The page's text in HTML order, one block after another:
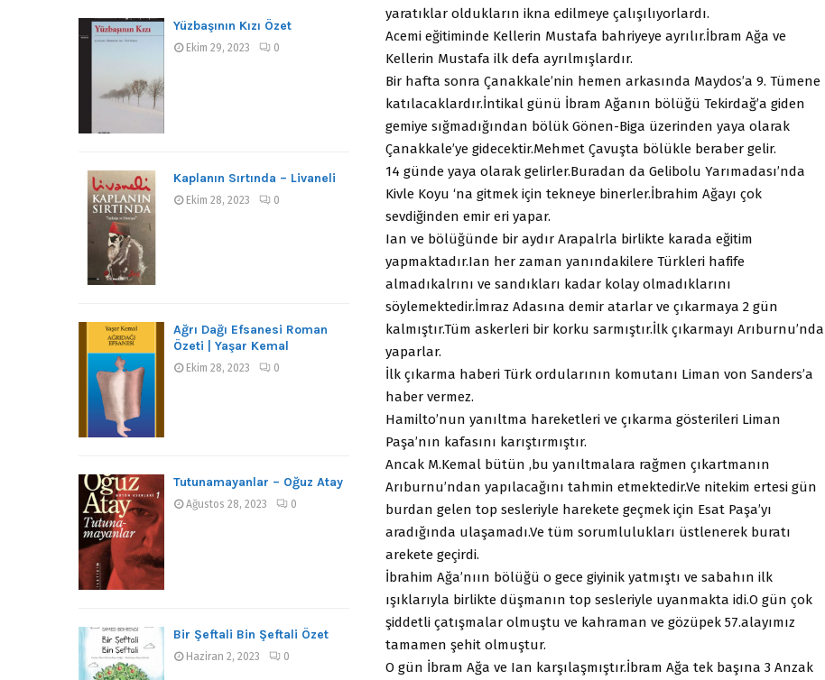
yaratıklar oldukların ikna edilmeye çalışılıyorlardı.
Acemi eğitiminde Kellerin Mustafa bahriyeye ayrılır.İbram Ağa ve
Kellerin Mustafa ilk defa ayrılmışlardır.
Bir hafta sonra Çanakkale’nin hemen arkasında Maydos’a 9. Tümene
katılacaklardır.İntikal günü İbram Ağanın bölüğü Tekirdağ’a giden
gemiye sığmadığından bölük Gönen-Biga üzerinden yaya olarak
Çanakkale’ye gidecektir.Mehmet Çavuşta bölükle beraber gelir.
14 günde yaya olarak gelirler.Buradan da Gelibolu Yarımadası’nda
Kivle Koyu ‘na gitmek için tekneye binerler.İbrahim Ağayı çok
sevdiğinden emir eri yapar.
Ian ve bölüğünde bir aydır Arapalrla birlikte karada eğitim
yapmaktadır.Ian her zaman yanındakilere Türkleri hafife
almadıkalrını ve sandıkları kadar kolay olmadıklarını
söylemektedir.İmraz Adasına demir atarlar ve çıkarmaya 2 gün
kalmıştır.Tüm askerleri bir korku sarmıştır.İlk çıkarmayı Arıburnu’nda
yaparlar.
İlk çıkarma haberi Türk ordularının komutanı Liman von Sanders’a
haber vermez.
Hamilto’nun yanıltma hareketleri ve çıkarma gösterileri Liman
Paşa’nın kafasını karıştırmıştır.
Ancak M.Kemal bütün ,bu yanıltmalara rağmen çıkartmanın
Arıburnu’ndan yapılacağını tahmin etmektedir.Ve nitekim ertesi gün
burdan gelen top sesleriyle harekete geçmek için Esat Paşa’yı
aradığında ulaşamadı.Ve tüm sorumlulukları üstlenerek buratı
arekete geçirdi.
İbrahim Ağa’nıın bölüğü o gece giyinik yatmıştı ve sabahın ilk
ışıklarıyla birlikte düşmanın top sesleriyle uyanmakta idi.O gün çok
şiddetli çatışmalar olmuştu ve kahraman ve gözüpek 57.alayımız
tamamen şehit olmuştur.
O gün İbram Ağa ve Ian karşılaşmıştır.İbram Ağa tek başına 3 Anzak
Yüzbaşının Kızı Özet
Ekim 29, 2023 0
Kaplanın Sırtında – Livaneli
Ekim 28, 2023 0
Ağrı Dağı Efsanesi Roman
Özeti | Yaşar Kemal
Ekim 28, 2023 0
Tutunamayanlar – Oğuz Atay
Ağustos 28, 2023 0
Bir Şeftali Bin Şeftali Özet
Haziran 2, 2023 0